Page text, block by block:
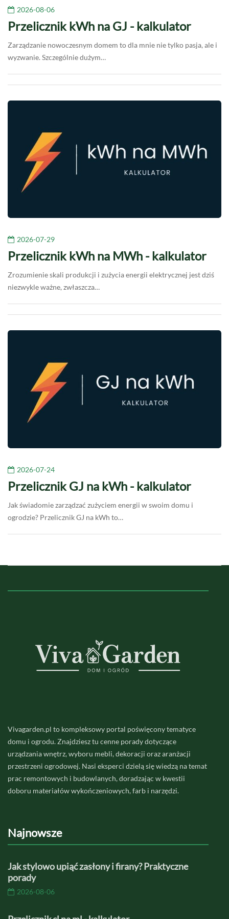
2026-08-06
Przelicznik kWh na GJ - kalkulator
Zarządzanie nowoczesnym domem to dla mnie nie tylko pasja, ale i
wyzwanie. Szczególnie dużym…
2026-07-29
Przelicznik kWh na MWh - kalkulator
Zrozumienie skali produkcji i zużycia energii elektrycznej jest dziś
niezwykle ważne, zwłaszcza…
2026-07-24
Przelicznik GJ na kWh - kalkulator
Jak świadomie zarządzać zużyciem energii w swoim domu i
ogrodzie? Przelicznik GJ na kWh to…
Vivagarden.pl to kompleksowy portal poświęcony tematyce
domu i ogrodu. Znajdziesz tu cenne porady dotyczące
urządzania wnętrz, wyboru mebli, dekoracji oraz aranżacji
przestrzeni ogrodowej. Nasi eksperci dzielą się wiedzą na temat
prac remontowych i budowlanych, doradzając w kwestii
doboru materiałów wykończeniowych, farb i narzędzi.
Najnowsze
Jak stylowo upiąć zasłony i firany? Praktyczne
porady
2026-08-06